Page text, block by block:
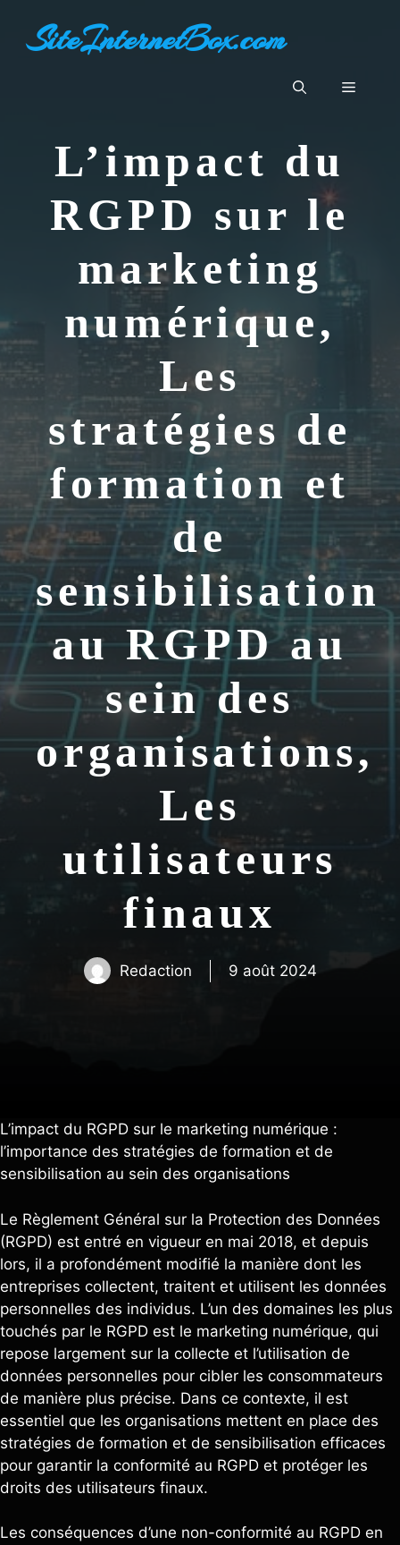
contenuSiteInternetBox.com
Menu
L’impact du
RGPD sur le
marketing
numérique,
Les
stratégies de
formation et
de
sensibilisation
au RGPD au
sein des
organisations,
Les
utilisateurs
finaux
Redaction 9 août 2024
L’impact du RGPD sur le marketing numérique :
l’importance des stratégies de formation et de
sensibilisation au sein des organisations
Le Règlement Général sur la Protection des Données
(RGPD) est entré en vigueur en mai 2018, et depuis
lors, il a profondément modifié la manière dont les
entreprises collectent, traitent et utilisent les données
personnelles des individus. L’un des domaines les plus
touchés par le RGPD est le marketing numérique, qui
repose largement sur la collecte et l’utilisation de
données personnelles pour cibler les consommateurs
de manière plus précise. Dans ce contexte, il est
essentiel que les organisations mettent en place des
stratégies de formation et de sensibilisation efficaces
pour garantir la conformité au RGPD et protéger les
droits des utilisateurs finaux.
Les conséquences d’une non-conformité au RGPD en